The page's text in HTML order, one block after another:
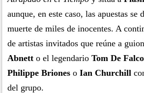
aunque, en este caso, las apuestas
muerte de miles de inocentes. A
de artistas invitados que reúne a
Abnett o el legendario Tom De Falco
Philippe Briones o Ian Churchill
del grupo.